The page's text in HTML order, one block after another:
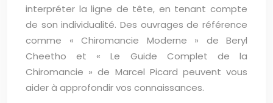
interpréter la ligne de tête, en tenant compte
de son individualité. Des ouvrages de référence
comme « Chiromancie Moderne » de Beryl
Cheetho et « Le Guide Complet de la
Chiromancie » de Marcel Picard peuvent vous
aider à approfondir vos connaissances.